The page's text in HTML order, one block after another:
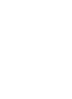
構築」